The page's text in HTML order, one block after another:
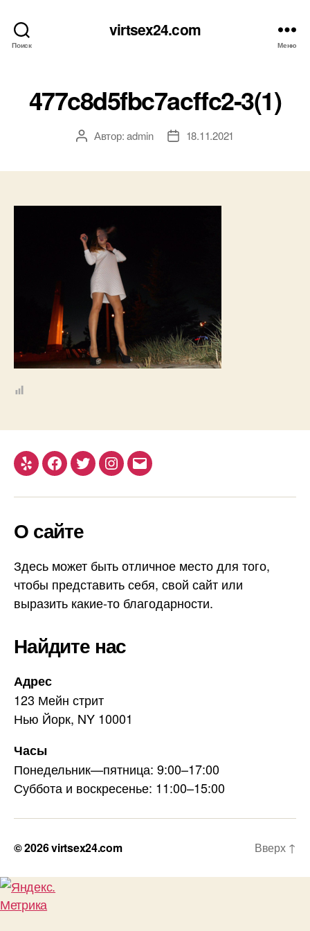
Поиск
virtsex24.com
Меню
477c8d5fbc7acffc2-3(1)
АвторАвтор:admin
Дата18.11.2021
Yelp Facebook
TwitterInstagram
Email
О сайте
Здесь может быть отличное место для того,
чтобы представить себя, свой сайт или
выразить какие-то благодарности.
Найдите нас
Адрес
123 Мейн стрит
Нью Йорк, NY 10001
Часы
Понедельник—пятница: 9:00–17:00
Суббота и воскресенье: 11:00–15:00
© 2026virtsex24.com Вверх ↑